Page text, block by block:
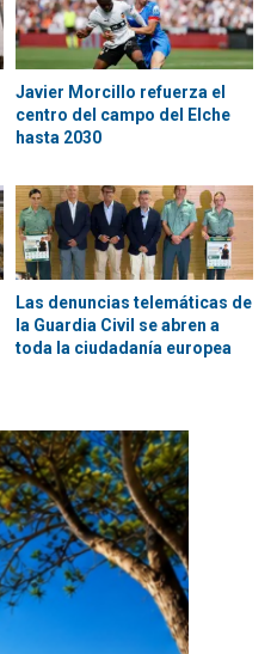
Javier Morcillo refuerza el
centro del campo del Elche
hasta 2030
Las denuncias telemáticas de
la Guardia Civil se abren a
toda la ciudadanía europea